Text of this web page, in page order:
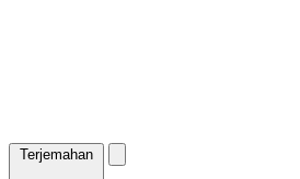
Terjemahan